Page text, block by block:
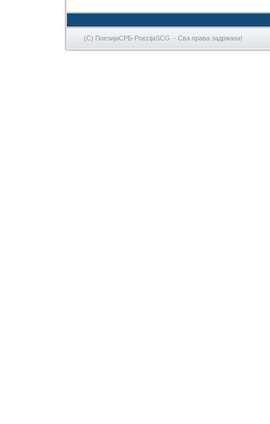
(C) ПоезијаСРБ-PoezijaSCG - Сва права задржана!